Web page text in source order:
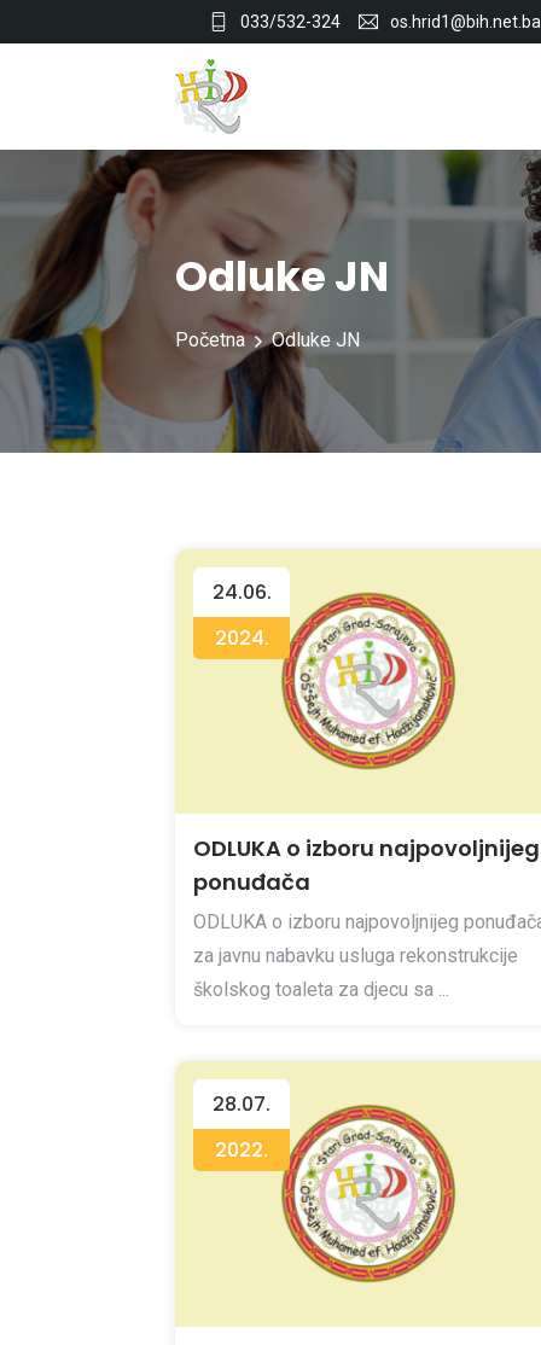
033/532-324 os.hrid1@bih.net.ba
Odluke JN
Početna Odluke JN
24.06.
2024.
ODLUKA o izboru najpovoljnijeg
ponuđača
ODLUKA o izboru najpovoljnijeg
za javnu nabavku usluga rekonstrukcije
školskog toaleta za djecu sa ...
28.07.
2022.